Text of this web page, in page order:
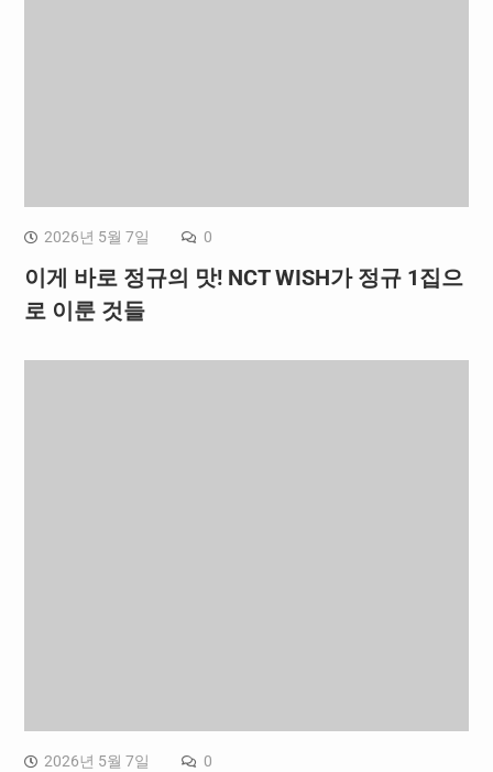
2026년 5월 7일 0
이게 바로 정규의 맛! NCT WISH가 정규 1집으
로 이룬 것들
2026년 5월 7일 0